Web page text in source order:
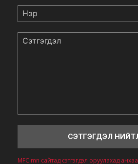
MFC.mn сайтад сэтгэгдэл оруулахад